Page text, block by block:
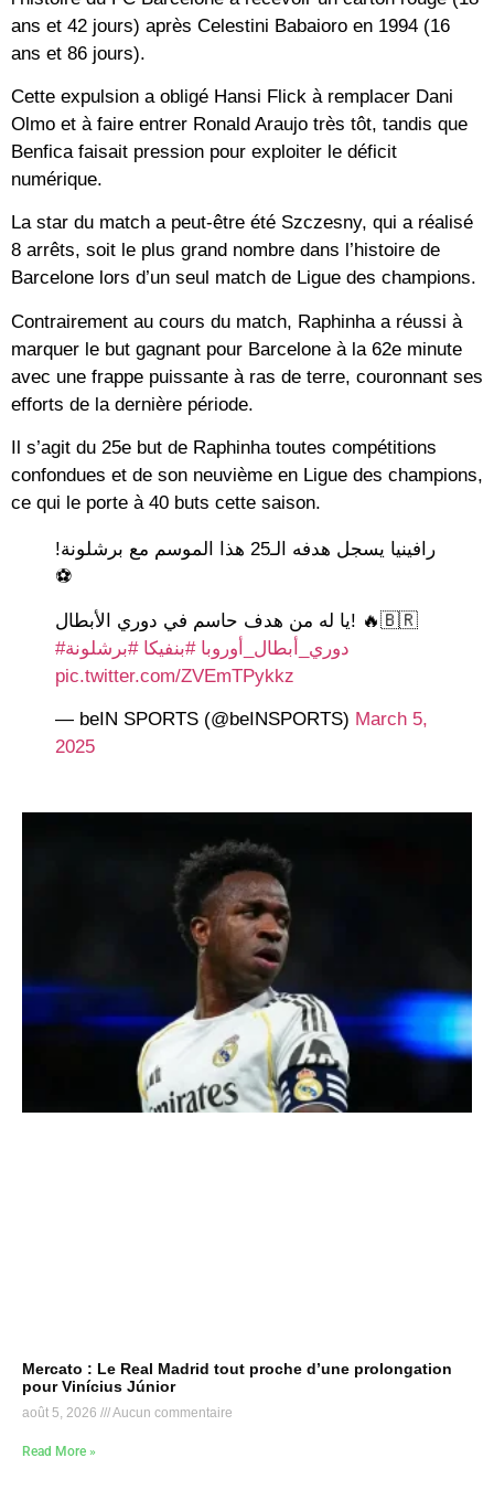
ans et 42 jours) après Celestini Babaioro en 1994 (16
ans et 86 jours).
Cette expulsion a obligé Hansi Flick à remplacer Dani
Olmo et à faire entrer Ronald Araujo très tôt, tandis que
Benfica faisait pression pour exploiter le déficit
numérique.
La star du match a peut-être été Szczesny, qui a réalisé
8 arrêts, soit le plus grand nombre dans l’histoire de
Barcelone lors d’un seul match de Ligue des champions.
Contrairement au cours du match, Raphinha a réussi à
marquer le but gagnant pour Barcelone à la 62e minute
avec une frappe puissante à ras de terre, couronnant ses
efforts de la dernière période.
Il s’agit du 25e but de Raphinha toutes compétitions
confondues et de son neuvième en Ligue des champions,
ce qui le porte à 40 buts cette saison.
رافينيا يسجل هدفه الـ25 هذا الموسم مع برشلونة!
⚽️
يا له من هدف حاسم في دوري الأبطال! 🔥🇧🇷
#دوري_أبطال_أوروبا #بنفيكا #برشلونة
pic.twitter.com/ZVEmTPykkz
— beIN SPORTS (@beINSPORTS) March 5,
2025
Mercato : Le Real Madrid tout proche d’une prolongation
pour Vinícius Júnior
août 5, 2026 Aucun commentaire
Read More »